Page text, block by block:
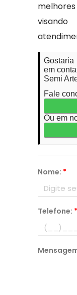
em
Semi
Fale
Ou em
Nome: *
Telefone: *